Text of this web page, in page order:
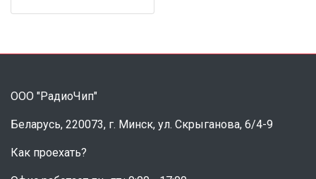
ООО "РадиоЧип"
Беларусь, 220073, г. Минск, ул. Скрыганова, 6/4-9
Как проехать?